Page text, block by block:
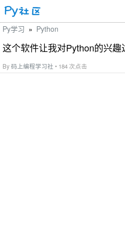
Py学习 » Python
这个软件让我对Python的兴趣
By码上编程学习社 • 184 次点击